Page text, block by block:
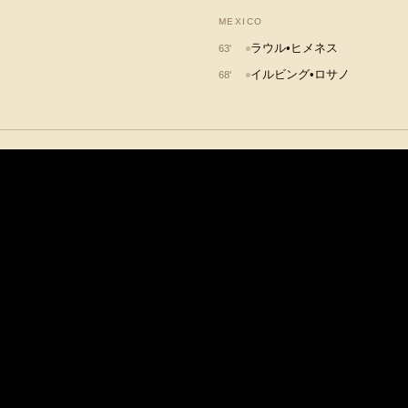
MEXICO
63' ラウル•ヒメネス
68' イルビング•ロサノ